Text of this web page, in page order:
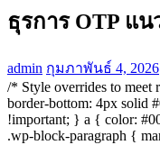
ธุรการ OTP แ
admin กุมภาพันธ์ 4, 2026
/* Style overrides to meet
border-bottom: 4px solid
!important; } a { color:
.wp-block-paragraph {